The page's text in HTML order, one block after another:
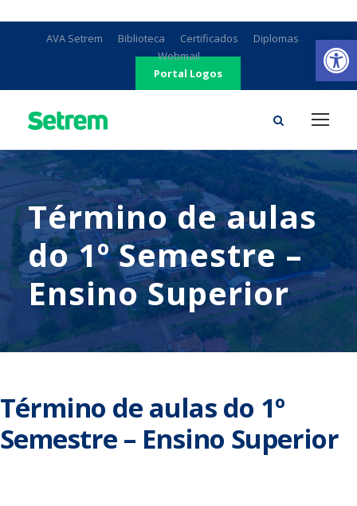
AVA Setrem Biblioteca Certificados
Diplomas
Webmail
Portal Logos
Término de aulas
do 1º Semestre –
Ensino Superior
Término de aulas do 1º
Semestre – Ensino Superior